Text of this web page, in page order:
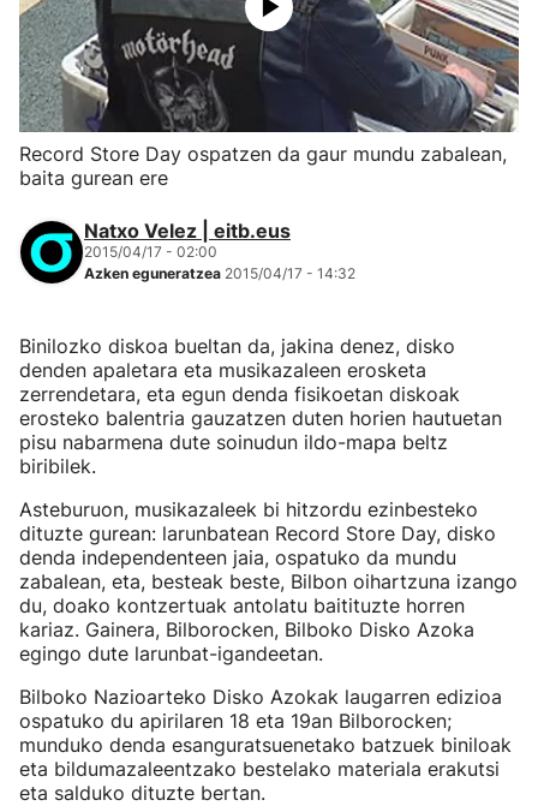
Record Store Day ospatzen da gaur mundu zabalean,
baita gurean ere
Natxo Velez | eitb.eus
2015/04/17 - 02:00
Azken eguneratzea 2015/04/17 - 14:32
Binilozko diskoa bueltan da, jakina denez, disko
denden apaletara eta musikazaleen erosketa
zerrendetara, eta egun denda fisikoetan diskoak
erosteko balentria gauzatzen duten horien hautuetan
pisu nabarmena dute soinudun ildo-mapa beltz
biribilek.
Asteburuon, musikazaleek bi hitzordu ezinbesteko
dituzte gurean: larunbatean Record Store Day, disko
denda independenteen jaia, ospatuko da mundu
zabalean, eta, besteak beste, Bilbon oihartzuna izango
du, doako kontzertuak antolatu baitituzte horren
kariaz. Gainera, Bilborocken, Bilboko Disko Azoka
egingo dute larunbat-igandeetan.
Bilboko Nazioarteko Disko Azokak laugarren edizioa
ospatuko du apirilaren 18 eta 19an Bilborocken;
munduko denda esanguratsuenetako batzuek biniloak
eta bildumazaleentzako bestelako materiala erakutsi
eta salduko dituzte bertan.